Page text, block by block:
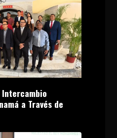
a Través de